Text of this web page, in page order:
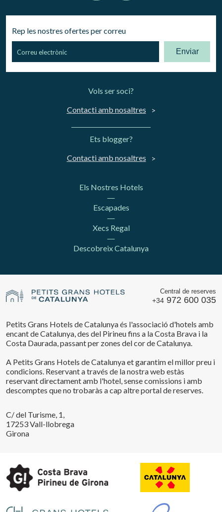
Rep les nostres ofertes per correu
Enviar
Vols ser soci?
Contacti amb nosaltres
Ets blogger?
Contacti amb nosaltres
Els Nostres Hotels
Escapades
Xecs Regal
Descobreix Catalunya
Central de reserves
+34 972 600 035
Petits Grans Hotels de Catalunya és l'associació d'hotels amb
encant de Catalunya, des del Pirineu fins a la Costa Brava i la
Costa Daurada, passant per zones del cor de Catalunya.
A Petits Grans Hotels de Catalunya et garantim el millor preu i
condicions. Reservant a través de la nostra web estàs
reservant directament amb l'hotel, sense comissions i amb
descomptes que no trobaràs a cap altre portal de reserves.
C/ del Turisme, 1,
17253 Vall-llobrega
Girona